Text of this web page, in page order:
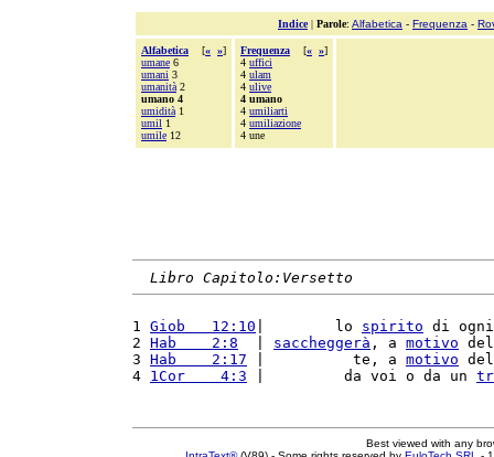
Indice| Parole: Alfabetica - Frequenza -
Alfabetica [« »]
umane 6
umani 3
umanità 2
umano 4
umidità 1
umil 1
umile 12
Frequenza [« »]
4 uffici
4 ulam
4 ulive
4 umano
4 umiliarti
4 umiliazione
4 une
Libro Capitolo:Versetto
1 Giob   12:10 |        lo spirito di
2 Hab    2:8 saccheggerà , a motivo
3 Hab    2:17 |          te, a motivo
4 1Cor    4:3 |         da voi o da un
Best viewed with any